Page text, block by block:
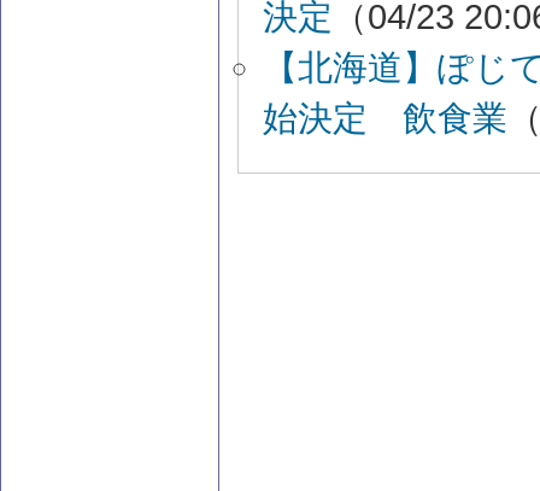
決定 （04/23
【北海道】ぽじ
始決定 飲食業